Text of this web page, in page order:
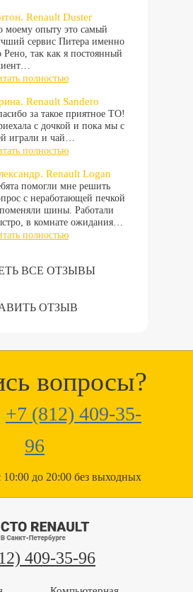
Renault Duster
моему опыту это самый
сервис Питера именно
Рено, так как я постоянный
полностью
Renault Sandero
за такое приятное ТО!
с дочкой и пока мы с
играли и чай…
полностью
Renault Logan
помогли мне решить
с неработающей печкой
шины. Работали
в комнате ожидания…
полностью
ВСЕ ОТЗЫВЫ
ОТЗЫВ
вопросы?
+7 (812) 409-35-
96
до 20:00 без выходных
409-35-96